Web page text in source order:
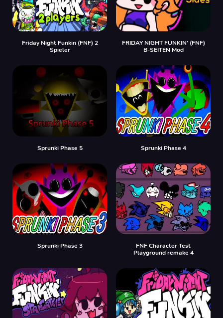
Friday Night Funkin (FNF) 2
Spieler
FRIDAY NIGHT FUNKIN' (FNF)
B-SEITEN Mod
Sprunki Phase 5 Sprunki Phase 4
Sprunki Phase 3
FNF Character Test
Playground remake 4